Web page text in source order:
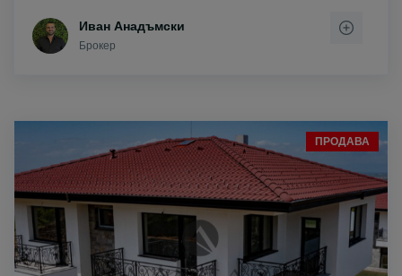
Иван Анадъмски
Брокер
ПРОДАВА